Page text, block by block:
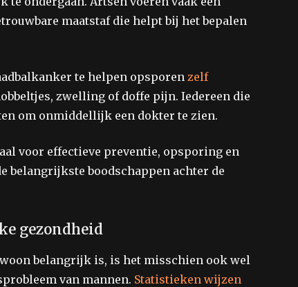
maatstaf die helpt bij het bepalen
te helpen opsporen zelf
zwelling of doffe pijn. Iedereen die
om onmiddellijk een dokter te zien.
voor effectieve preventie, opsporing en
belangrijkste boodschappen achter de
gezondheid
belangrijk is, is het misschien ook wel
van mannen. Statistieken wijzen